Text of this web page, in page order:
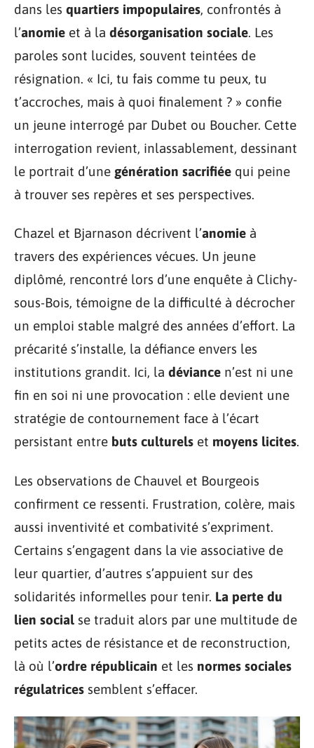
dans les quartiers impopulaires, confrontés à
l’anomie et à la désorganisation sociale. Les
paroles sont lucides, souvent teintées de
résignation. « Ici, tu fais comme tu peux, tu
t’accroches, mais à quoi finalement ? » confie
un jeune interrogé par Dubet ou Boucher. Cette
interrogation revient, inlassablement, dessinant
le portrait d’une génération sacrifiée qui peine
à trouver ses repères et ses perspectives.
Chazel et Bjarnason décrivent l’anomie à
travers des expériences vécues. Un jeune
diplômé, rencontré lors d’une enquête à Clichy-
sous-Bois, témoigne de la difficulté à décrocher
un emploi stable malgré des années d’effort. La
précarité s’installe, la défiance envers les
institutions grandit. Ici, la déviance n’est ni une
fin en soi ni une provocation : elle devient une
stratégie de contournement face à l’écart
persistant entre buts culturels et moyens licites.
Les observations de Chauvel et Bourgeois
confirment ce ressenti. Frustration, colère, mais
aussi inventivité et combativité s’expriment.
Certains s’engagent dans la vie associative de
leur quartier, d’autres s’appuient sur des
solidarités informelles pour tenir. La perte du
lien social se traduit alors par une multitude de
petits actes de résistance et de reconstruction,
là où l’ordre républicain et les normes sociales
régulatrices semblent s’effacer.